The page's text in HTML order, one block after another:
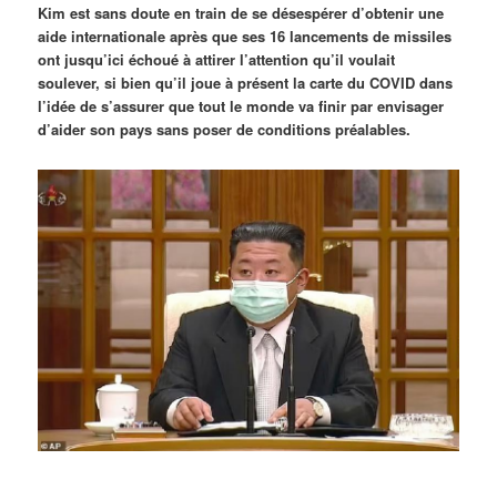
Kim est sans doute en train de se désespérer d’obtenir une
aide internationale après que ses 16 lancements de missiles
ont jusqu’ici échoué à attirer l’attention qu’il voulait
soulever, si bien qu’il joue à présent la carte du COVID dans
l’idée de s’assurer que tout le monde va finir par envisager
d’aider son pays sans poser de conditions préalables.